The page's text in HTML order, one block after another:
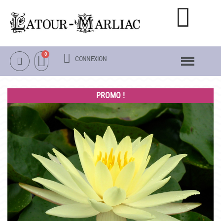
NOTRE CATALOGUE
NÉNUPHARS RUSTIQUES
NÉNUPHARS TROPICAUX
LOTUS
AUTRES PLANTES AQUATIQUES
PACKS & ACCESSOIRES
OBJETS
LA VISITE
CONNEXION
PROMO !